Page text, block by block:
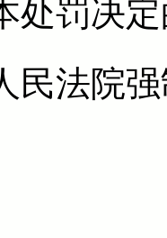
处罚决
民法院